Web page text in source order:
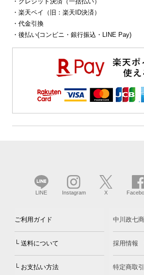
・楽天ペイ（旧：楽天ID決済）
・代金引換
・後払い(コンビニ・銀行振込・LINE Pay)
LINE Instagram X
ご利用ガイド
└ 送料について
└ お支払い方法
中川政七
採用情報
特定商取